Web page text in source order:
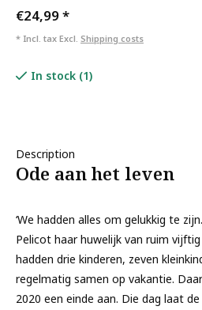
€24,99*
* Incl. tax Excl. Shipping costs
In stock (1)
Description
Ode aan het leven
‘We hadden alles om gelukkig te
Pelicot haar huwelijk van ruim
hadden drie kinderen, zeven
regelmatig samen op vakantie.
2020 een einde aan. Die dag laat